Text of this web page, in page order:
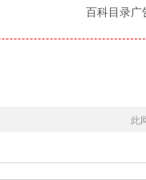
百科目录
此